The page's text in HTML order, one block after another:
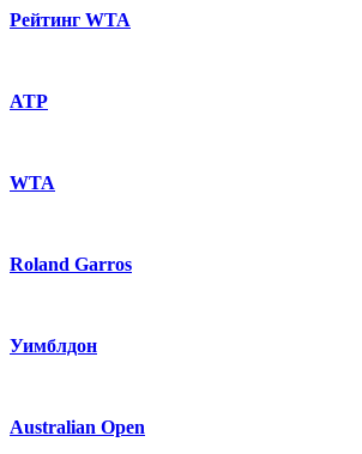
Рейтинг WTA
ATP
WTA
Roland Garros
Уимблдон
Australian Open